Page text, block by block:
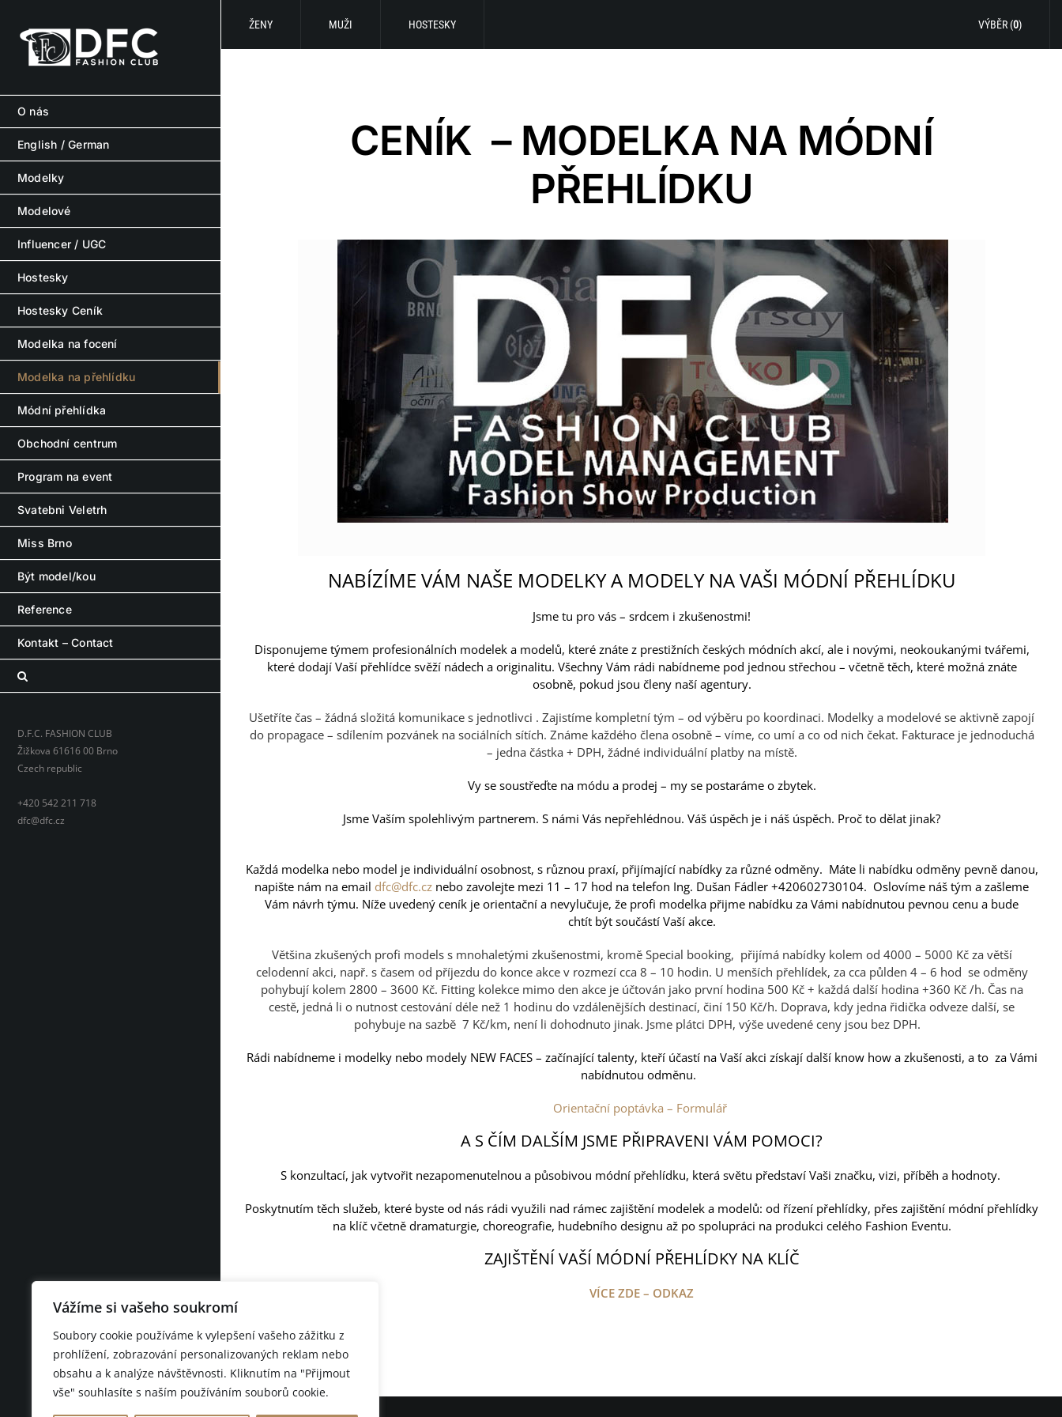
Vážíme si vašeho soukromí
Soubory cookie používáme k vylepšení vašeho zážitku z
prohlížení, zobrazování personalizovaných reklam nebo
obsahu a k analýze návštěvnosti. Kliknutím na "Přijmout
vše" souhlasíte s naším používáním souborů cookie.
ŽENY MUŽI HOSTESKY VÝBĚR (0)
content
O nás
English / German
Modelky
Modelové
Influencer / UGC
Hostesky
Hostesky Ceník
Modelka na focení
Modelka na přehlídku
Módní přehlídka
Obchodní centrum
Program na event
Svatebni Veletrh
Miss Brno
Být model/kou
Reference
Kontakt – Contact
D.F.C. FASHION CLUB
Žižkova 61616 00 Brno
Czech republic
+420 542 211 718
dfc@dfc.cz
CENÍK – MODELKA NA MÓDNÍ
PŘEHLÍDKU
NABÍZÍME VÁM NAŠE MODELKY A MODELY NA VAŠI MÓDNÍ PŘEHLÍDKU
Jsme tu pro vás – srdcem i zkušenostmi!
Disponujeme týmem profesionálních modelek a modelů, které znáte z prestižních českých módních akcí, ale i novými, neokoukanými tvářemi,
které dodají Vaší přehlídce svěží nádech a originalitu. Všechny Vám rádi nabídneme pod jednou střechou – včetně těch, které možná znáte
osobně, pokud jsou členy naší agentury.
Ušetříte čas – žádná složitá komunikace s jednotlivci . Zajistíme kompletní tým – od výběru po koordinaci. Modelky a modelové se aktivně zapojí
do propagace – sdílením pozvánek na sociálních sítích. Známe každého člena osobně – víme, co umí a co od nich čekat. Fakturace je jednoduchá
– jedna částka + DPH, žádné individuální platby na místě.
Vy se soustřeďte na módu a prodej – my se postaráme o zbytek.
Jsme Vaším spolehlivým partnerem. S námi Vás nepřehlédnou. Váš úspěch je i náš úspěch. Proč to dělat jinak?
Každá modelka nebo model je individuální osobnost, s různou praxí, přijímající nabídky za různé odměny. Máte li nabídku odměny pevně danou,
napište nám na email dfc@dfc.cz nebo zavolejte mezi 11 – 17 hod na telefon Ing. Dušan Fádler +420602730104. Oslovíme náš tým a zašleme
Vám návrh týmu. Níže uvedený ceník je orientační a nevylučuje, že profi modelka přijme nabídku za Vámi nabídnutou pevnou cenu a bude
chtít být součástí Vaší akce.
Většina zkušených profi models s mnohaletými zkušenostmi, kromě Special booking, přijímá nabídky kolem od 4000 – 5000 Kč za větší
celodenní akci, např. s časem od příjezdu do konce akce v rozmezí cca 8 – 10 hodin. U menších přehlídek, za cca půlden 4 – 6 hod se odměny
pohybují kolem 2800 – 3600 Kč. Fitting kolekce mimo den akce je účtován jako první hodina 500 Kč + každá další hodina +360 Kč /h. Čas na
cestě, jedná li o nutnost cestování déle než 1 hodinu do vzdálenějších destinací, činí 150 Kč/h. Doprava, kdy jedna řidička odveze další, se
pohybuje na sazbě 7 Kč/km, není li dohodnuto jinak. Jsme plátci DPH, výše uvedené ceny jsou bez DPH.
Rádi nabídneme i modelky nebo modely NEW FACES – začínající talenty, kteří účastí na Vaší akci získají další know how a zkušenosti, a to za Vámi
nabídnutou odměnu.
Orientační poptávka – Formulář
A S ČÍM DALŠÍM JSME PŘIPRAVENI VÁM POMOCI?
S konzultací, jak vytvořit nezapomenutelnou a působivou módní přehlídku, která světu představí Vaši značku, vizi, příběh a hodnoty.
Poskytnutím těch služeb, které byste od nás rádi využili nad rámec zajištění modelek a modelů: od řízení přehlídky, přes zajištění módní přehlídky
na klíč včetně dramaturgie, choreografie, hudebního designu až po spolupráci na produkci celého Fashion Eventu.
ZAJIŠTĚNÍ VAŠÍ MÓDNÍ PŘEHLÍDKY NA KLÍČ
VÍCE ZDE – ODKAZ